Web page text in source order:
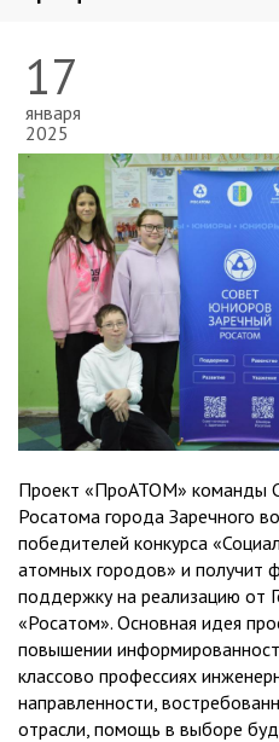
17
января
2025
Проект «ПроАТОМ» команды
Росатома города Заречного
победителей конкурса
атомных городов» и получит
поддержку на реализацию от
«Росатом». Основная идея
повышении
классово профессиях
направленности,
отрасли, помощь в выборе